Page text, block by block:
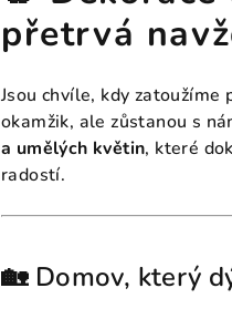
přetrvá
Jsou chvíle, kdy
okamžik, ale zůstanou s
a umělých květin, které
radostí.
🏡 Domov, který